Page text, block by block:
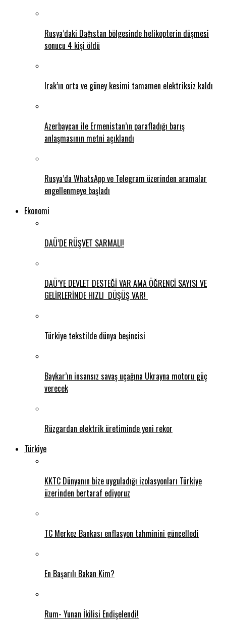
Rusya’daki Dağıstan bölgesinde helikopterin düşmesi
sonucu 4 kişi öldü
Irak’ın orta ve güney kesimi tamamen elektriksiz kaldı
Azerbaycan ile Ermenistan’ın parafladığı barış
anlaşmasının metni açıklandı
Rusya’da WhatsApp ve Telegram üzerinden aramalar
engellenmeye başladı
Ekonomi
DAÜ’DE RÜŞVET SARMALI!
DAÜ’YE DEVLET DESTEĞİ VAR AMA ÖĞRENCİ SAYISI VE
GELİRLERİNDE HIZLI DÜŞÜŞ VAR!
Türkiye tekstilde dünya beşincisi
Baykar’ın insansız savaş uçağına Ukrayna motoru güç
verecek
Rüzgardan elektrik üretiminde yeni rekor
Türkiye
KKTC Dünyanın bize uyguladığı izolasyonları Türkiye
üzerinden bertaraf ediyoruz
TC Merkez Bankası enflasyon tahminini güncelledi
En Başarılı Bakan Kim?
Rum- Yunan İkilisi Endişelendi!